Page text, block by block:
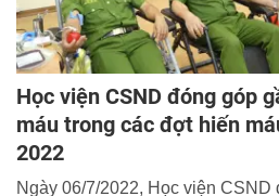
Học viện CSND đóng góp
máu trong các đợt hiến
2022
Ngày 06/7/2022, Học viện